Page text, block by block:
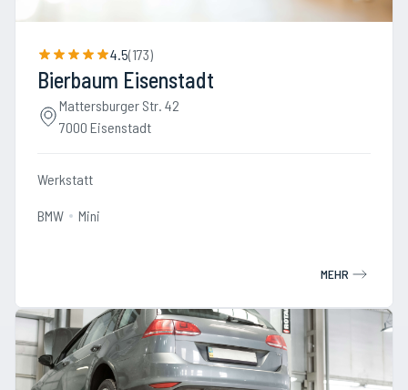
4.5(173)
Bierbaum Eisenstadt
Mattersburger Str. 42
7000 Eisenstadt
Werkstatt
BMW Mini
MEHR